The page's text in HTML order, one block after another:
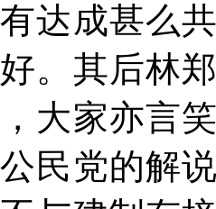
达成甚么
。其后林
大家亦言
民党的解